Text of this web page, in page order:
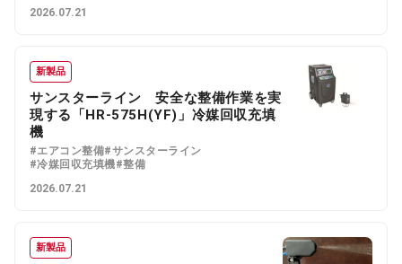
2026.07.21
新製品
サンスターライン 安全な整備作業を実
現する「HR-575H(YF)」冷媒回収充填
機
#エアコン整備#サンスターライン
#冷媒回収充填機#整備
2026.07.21
新製品